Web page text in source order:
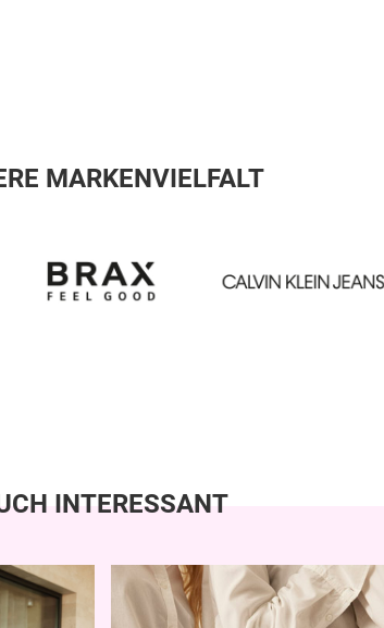
MARKENVIELFALT
INTERESSANT